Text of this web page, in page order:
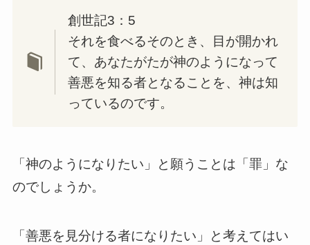
創世記3：5
それを食べるそのとき、目が開かれ
て、あなたがたが神のようになって
善悪を知る者となることを、神は知
っているのです。
「神のようになりたい」と願うことは「罪」な
のでしょうか。
「善悪を見分ける者になりたい」と考えてはい